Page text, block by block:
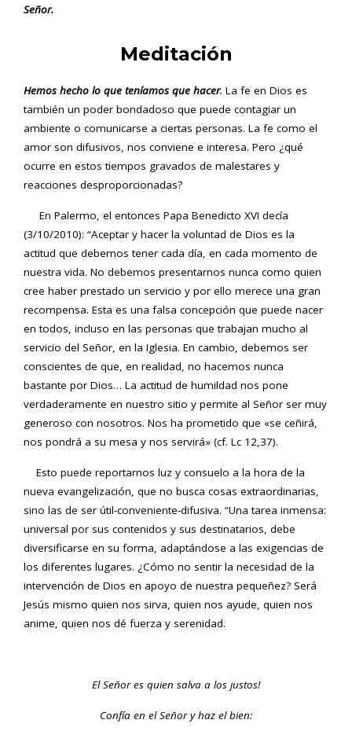
Señor.
Meditación
Hemos hecho lo que teníamos que hacer. La fe en Dios es
también un poder bondadoso que puede contagiar un
ambiente o comunicarse a ciertas personas. La fe como el
amor son difusivos, nos conviene e interesa. Pero ¿qué
ocurre en estos tiempos gravados de malestares y
reacciones desproporcionadas?
En Palermo, el entonces Papa Benedicto XVI decía
(3/10/2010): “Aceptar y hacer la voluntad de Dios es la
actitud que debemos tener cada día, en cada momento de
nuestra vida. No debemos presentarnos nunca como quien
cree haber prestado un servicio y por ello merece una gran
recompensa. Esta es una falsa concepción que puede nacer
en todos, incluso en las personas que trabajan mucho al
servicio del Señor, en la Iglesia. En cambio, debemos ser
conscientes de que, en realidad, no hacemos nunca
bastante por Dios… La actitud de humildad nos pone
verdaderamente en nuestro sitio y permite al Señor ser muy
generoso con nosotros. Nos ha prometido que «se ceñirá,
nos pondrá a su mesa y nos servirá» (cf. Lc 12,37).
Esto puede reportarnos luz y consuelo a la hora de la
nueva evangelización, que no busca cosas extraordinarias,
sino las de ser útil-conveniente-difusiva. “Una tarea inmensa:
universal por sus contenidos y sus destinatarios, debe
diversificarse en su forma, adaptándose a las exigencias de
los diferentes lugares. ¿Cómo no sentir la necesidad de la
intervención de Dios en apoyo de nuestra pequeñez? Será
Jesús mismo quien nos sirva, quien nos ayude, quien nos
anime, quien nos dé fuerza y serenidad.
El Señor es quien salva a los justos!
Confía en el Señor y haz el bien: